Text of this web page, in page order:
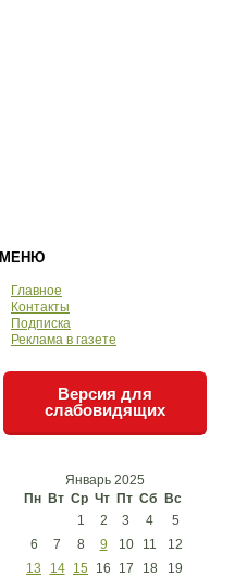
МЕНЮ
Главное
Контакты
Подписка
Реклама в газете
Версия для
слабовидящих
Январь 2025
Пн Вт Ср Чт Пт Сб Вс
1 2 3 4
5
6
7 8 9 10 11
12
13
14 15 16 17 18
19